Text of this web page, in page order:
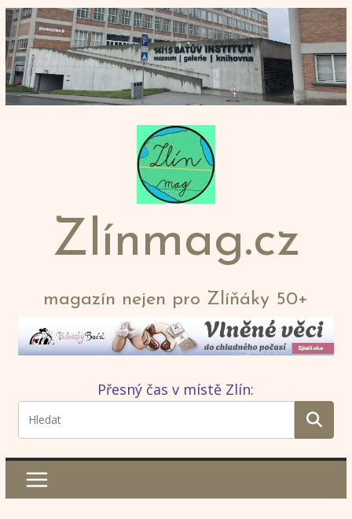
Přeskočit
na
obsah
Zlínmag.cz
magazín nejen pro Zlíňáky 50+
Přesný čas v místě Zlín: